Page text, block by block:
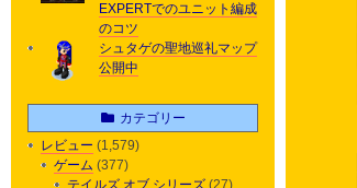
EXPERTでのユニット編成
のコツ
シュタゲの聖地巡礼マップ
公開中
カテゴリー
レビュー (1,579)
ゲーム (377)
テイルズ オブ シリーズ (27)